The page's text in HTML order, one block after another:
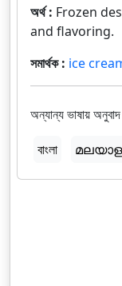
অর্থ : Frozen
and flavoring.
সমার্থক : ice
অন্যান্য ভাষায়
বাংলা